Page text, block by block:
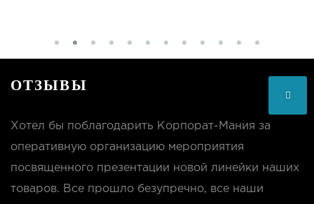
ОТЗЫВЫ
Хотел бы поблагодарить Корпорат-Мания за
оперативную организацию мероприятия
посвященного презентации новой линейки наших
товаров. Все прошло безупречно, все наши